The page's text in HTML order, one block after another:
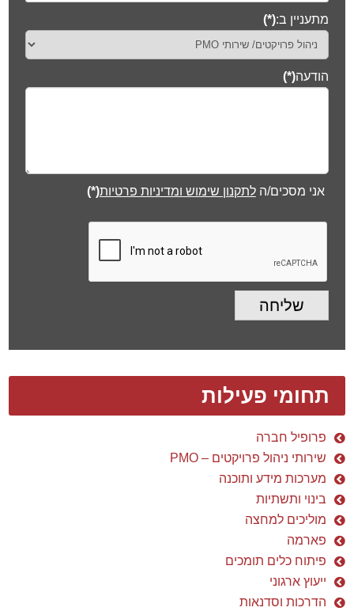
מתעניין ב:(*)
הודעה(*)
אני מסכים/הלתקנון שימוש ומדיניות פרטיות(*)
שליחה
תחומי פעילות
פרופיל חברה
שירותי ניהול פרויקטים – PMO
מערכות מידע ותוכנה
בינוי ותשתיות
מוליכים למחצה
פארמה
פיתוח כלים תומכים
ייעוץ ארגוני
הדרכות וסדנאות